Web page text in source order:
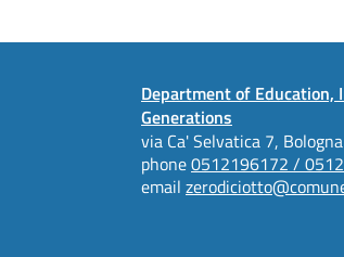
Department of Education,
Generations
via Ca' Selvatica 7, Bologna
phone0512196172 /
email